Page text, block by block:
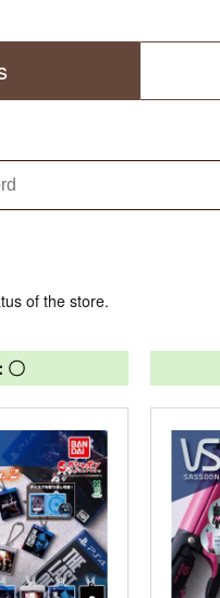
of the store.
〇